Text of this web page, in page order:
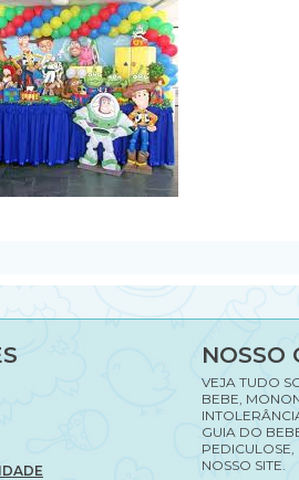
NOSSO
VEJA TUDO
BEBE,
GUIA DO
PEDICULOSE,
NOSSO SITE.